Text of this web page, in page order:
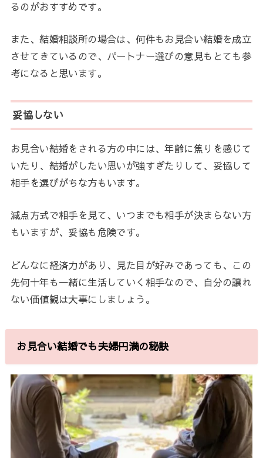
るのがおすすめです。
また、結婚相談所の場合は、何件もお見合い結婚を成立
させてきているので、パートナー選びの意見もとても参
考になると思います。
妥協しない
お見合い結婚をされる方の中には、年齢に焦りを感じて
いたり、結婚がしたい思いが強すぎたりして、妥協して
相手を選びがちな方もいます。
減点方式で相手を見て、いつまでも相手が決まらない方
もいますが、妥協も危険です。
どんなに経済力があり、見た目が好みであっても、この
先何十年も一緒に生活していく相手なので、自分の譲れ
ない価値観は大事にしましょう。
お見合い結婚でも夫婦円満の秘訣